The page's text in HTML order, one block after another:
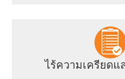
ไร้ความเครียดแ